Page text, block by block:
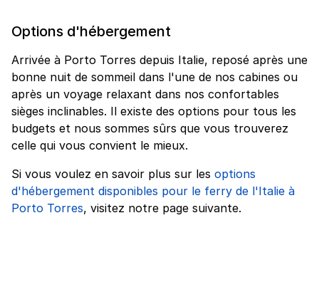
Options d'hébergement
Arrivée à Porto Torres depuis Italie, reposé après une
bonne nuit de sommeil dans l'une de nos cabines ou
après un voyage relaxant dans nos confortables
sièges inclinables. Il existe des options pour tous les
budgets et nous sommes sûrs que vous trouverez
celle qui vous convient le mieux.
Si vous voulez en savoir plus sur les options
d'hébergement disponibles pour le ferry de l'Italie à
Porto Torres, visitez notre page suivante.